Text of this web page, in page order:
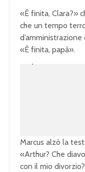
«È finita, Clara?»
che un tempo
«È finita, papà».
Marcus alzò la
«Arthur? Che
con il mio